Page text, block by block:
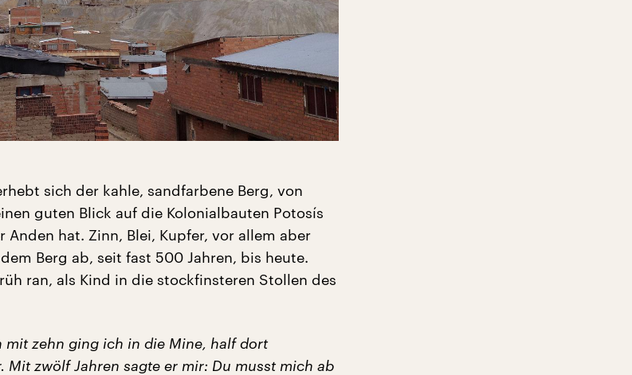
sich der kahle, sandfarbene Berg, von
guten Blick auf die Kolonialbauten Potosís
hat. Zinn, Blei, Kupfer, vor allem aber
Berg ab, seit fast 500 Jahren, bis heute.
ran, als Kind in die stockfinsteren Stollen des
mit zehn ging ich in die Mine, half dort
Mit zwölf Jahren sagte er mir: Du musst mich ab